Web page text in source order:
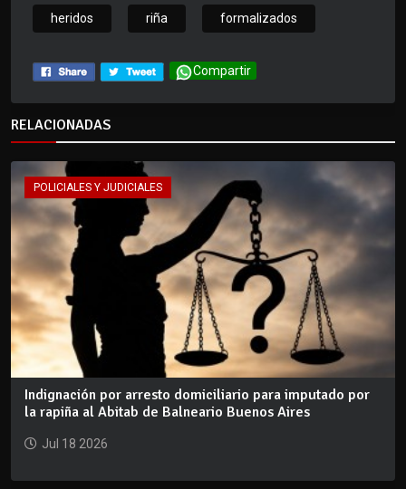
heridos riña formalizados
Compartir
RELACIONADAS
POLICIALES Y JUDICIALES
Indignación por arresto domiciliario para imputado por
la rapiña al Abitab de Balneario Buenos Aires
Jul 18 2026